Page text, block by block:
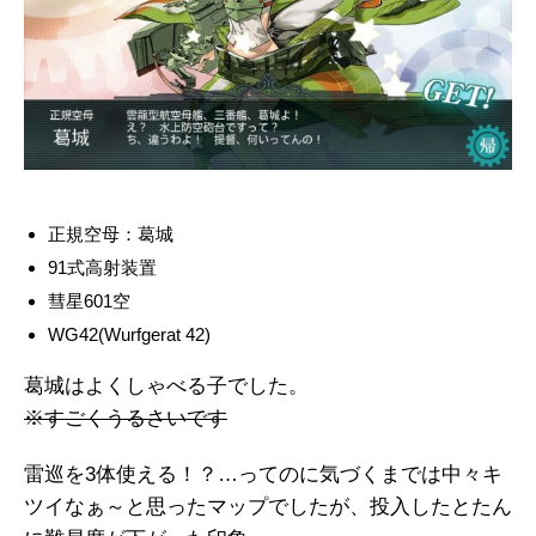
正規空母：葛城
91式高射装置
彗星601空
WG42(Wurfgerat 42)
葛城はよくしゃべる子でした。
※すごくうるさいです
雷巡を3体使える！？…ってのに気づくまでは中々キ
ツイなぁ～と思ったマップでしたが、投入したとたん